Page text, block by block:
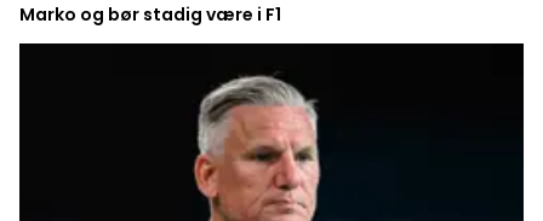
Marko og bør stadig være i F1